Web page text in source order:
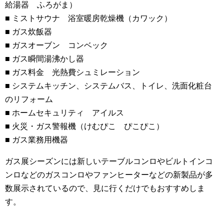
給湯器 ふろがま）
■ ミストサウナ 浴室暖房乾燥機（カワック）
■ ガス炊飯器
■ ガスオーブン コンベック
■ ガス瞬間湯沸かし器
■ ガス料金 光熱費シュミレーション
■ システムキッチン、システムバス、トイレ、洗面化粧台
のリフォーム
■ ホームセキュリティ アイルス
■ 火災・ガス警報機（けむぴこ ぴこぴこ）
■ ガス業務用機器
ガス展シーズンには新しいテーブルコンロやビルトインコ
ンロなどのガスコンロやファンヒーターなどの新製品が多
数展示されているので、見に行くだけでもおすすめしま
す。